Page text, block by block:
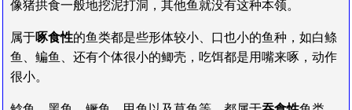
像猪拱食一般地挖泥打洞，其他鱼就没有这种本领。
属于啄食性的鱼类都是些形体较小、口也小的鱼种，如白鲦
鱼、鳊鱼、还有个体很小的鲫壳，吃饵都是用嘴来啄，动作
很小。